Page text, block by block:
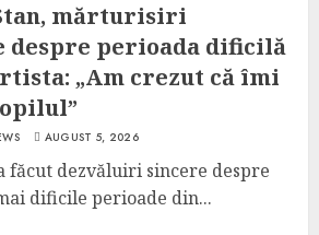
mărturisiri
despre perioada dificilă
„Am crezut că îmi
AUGUST 5, 2026
făcut dezvăluiri sincere despre
dificile perioade din...